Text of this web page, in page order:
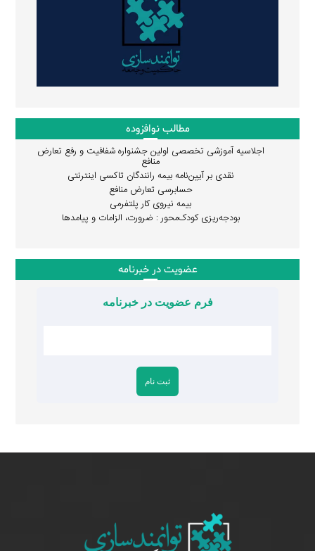
مطالب نوافزوده
اجلاسیه آموزشی تخصصی اولین جشنواره شفافیت و رفع تعارض
منافع
نقدی بر آیین‌نامه بیمه رانندگان تاکسی اینترنتی
حسابرسی تعارض منافع
بیمه نیروی کار پلتفرمی
بودجه‌ریزی کودک‌محور : ضرورت، الزامات و پیامدها
عضویت در خبرنامه
فرم عضویت در خبرنامه